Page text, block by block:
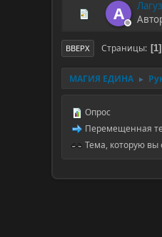
A
ВВЕРХ Страницы 1
МАГИЯ ЕДИНА ►
Опрос
Перемещенная
Тема, которую вы